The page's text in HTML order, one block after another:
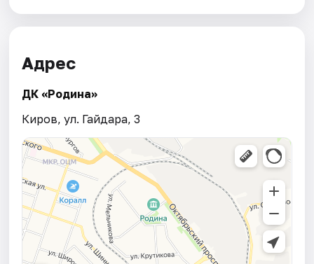
Адрес
ДК «Родина»
Киров, ул. Гайдара, 3